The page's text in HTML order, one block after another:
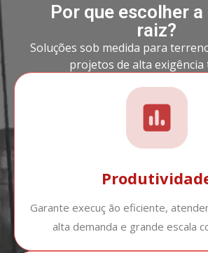
Por que escolher
raiz?
Soluções sob medida para
projetos de alta exigência
Garante execuç ão eficiente,
alta demanda e grande escala